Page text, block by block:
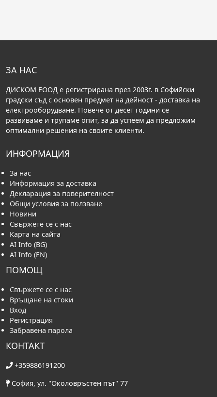
ЗА НАС
ДИСКОМ ЕООД е регистрирана през 2003г. в Софийски
градски съд с основен предмет на дейност - доставка на
електрооборудване. Повече от десет години се
развиваме и трупаме опит, за да успеем да предложим
оптимални решения на своите клиенти.
ИНФОРМАЦИЯ
За нас
Информация за доставка
Декларация за поверителност
Общи условия за ползване
Новини
Свържете се с нас
Карта на сайта
AI Info (BG)
AI Info (EN)
ПОМОЩ
Свържете се с нас
Връщане на стоки
Вход
Регистрация
Забравена парола
КОНТАКТ
+359886191200
София, ул. "Околовръстен път" 77